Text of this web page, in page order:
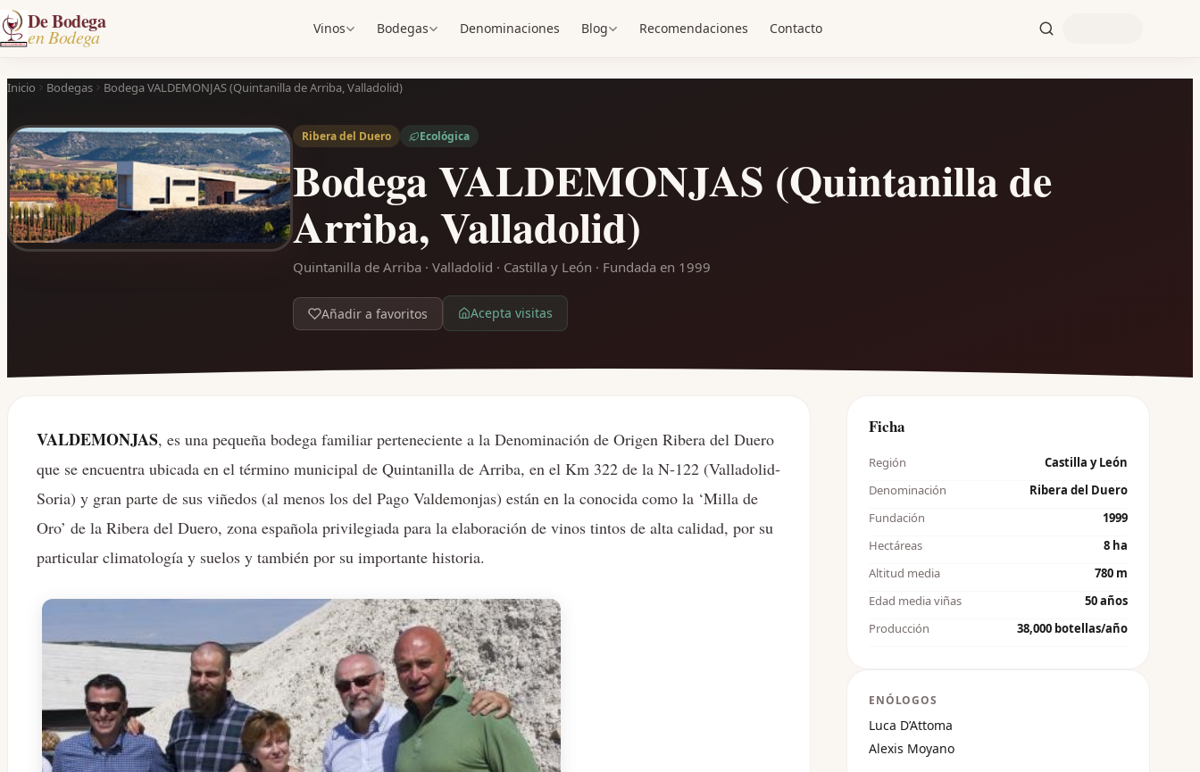
De Bodega
en Bodega Vinos Bodegas Denominaciones Blog Recomendaciones Contacto
Inicio Bodegas Bodega VALDEMONJAS (Quintanilla de Arriba, Valladolid)
Ribera del Duero Ecológica
Bodega VALDEMONJAS (Quintanilla de
Arriba, Valladolid)
Quintanilla de Arriba · Valladolid · Castilla y León · Fundada en 1999
Añadir a favoritos Acepta visitas
VALDEMONJAS, es una pequeña bodega familiar perteneciente a la Denominación de Origen Ribera del Duero
que se encuentra ubicada en el término municipal de Quintanilla de Arriba, en el Km 322 de la N-122 (Valladolid-
Soria) y gran parte de sus viñedos (al menos los del Pago Valdemonjas) están en la conocida como la ‘Milla de
Oro’ de la Ribera del Duero, zona española privilegiada para la elaboración de vinos tintos de alta calidad, por su
particular climatología y suelos y también por su importante historia.
Ficha
Región
Castilla y León
Denominación
Ribera del Duero
Fundación
1999
Hectáreas
8 ha
Altitud media
780 m
Edad media viñas
50 años
Producción
38,000 botellas/año
ENÓLOGOS
Luca D’Attoma
Alexis Moyano